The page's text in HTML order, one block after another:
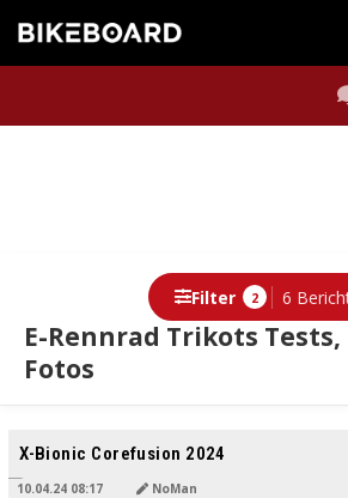
E-Rennrad Trikots
Fotos
Filter 2 6
Berichte
X-Bionic Corefusion 2024
10.04.24 08:17 NoMan